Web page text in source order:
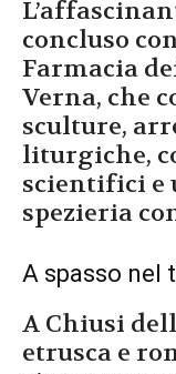
concluso
Farmacia
Verna, che
sculture,
liturgiche,
scientifici e
spezieria
A spasso nel
A Chiusi
etrusca e